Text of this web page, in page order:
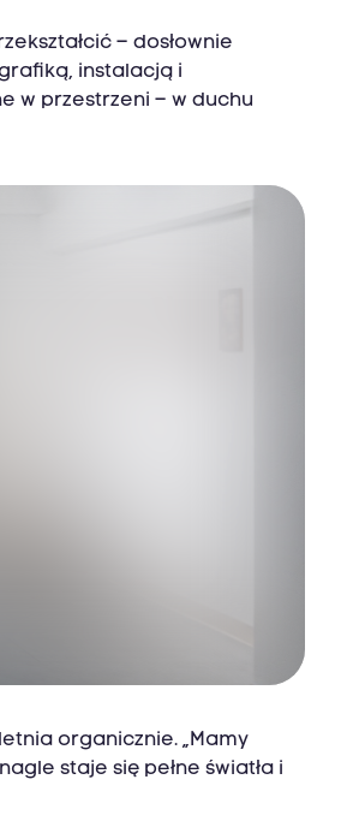
– dosłownie
instalacją i
w przestrzeni – w duchu
organicznie. „Mamy
staje się pełne światła i